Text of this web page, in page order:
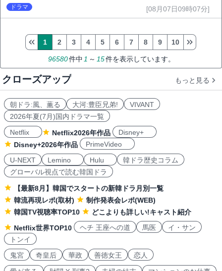
ドラマ [08月07日09時07分]
96580件中1 ～ 15件を表示しています。
1 2 3 4 5 6 7 8 9 10
クローズアップ もっと見る
朝ドラ:風、薫る 大河:豊臣兄弟!
VIVANT
2026年夏(7月)国内ドラマ一覧
Netflix
Netflix2026年作品
Disney+
Disney+2026年作品
PrimeVideo
U-NEXT
Lemino Hulu
韓ドラ歴史コラム
グローバル視点で読む韓国ドラ
【最新8月】韓国でスタートの新韓ドラ月別一覧
韓流再現レポ(取材)
制作発表会レポ(WEB)
韓国TV視聴率TOP10
どこよりも詳しい!キャスト紹介
Netflix世界TOP10
ヘチ 王座への道 馬医
イ・サン
トンイ
鬼宮
奇皇后 華政 善徳女王 恋人